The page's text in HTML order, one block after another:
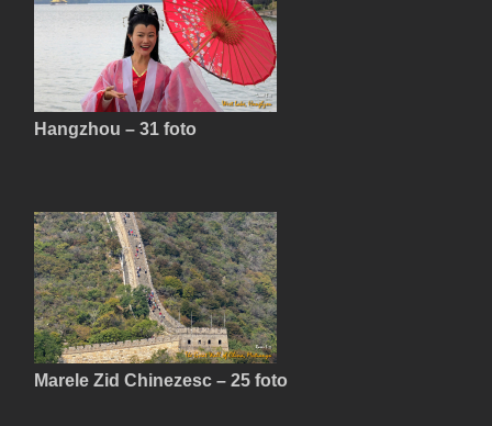
Hangzhou – 31 foto
Marele Zid Chinezesc – 25 foto